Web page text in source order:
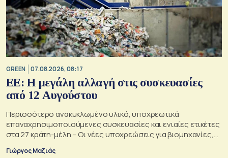
GREEN 07.08.2026, 08:17
ΕΕ: Η μεγάλη αλλαγή στις συσκευασίες
από 12 Αυγούστου
Περισσότερο ανακυκλωμένο υλικό, υποχρεωτικά
επαναχρησιμοποιούμενες συσκευασίες και ενιαίες ετικέτες
στα 27 κράτη-μέλη – Οι νέες υποχρεώσεις για βιομηχανίες,
Γιώργος Μαζιάς